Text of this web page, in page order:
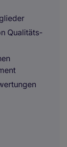
Qualitäts-